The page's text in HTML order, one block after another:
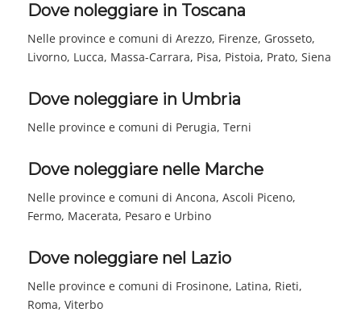
Dove noleggiare in Toscana
Nelle province e comuni di Arezzo, Firenze, Grosseto,
Livorno, Lucca, Massa-Carrara, Pisa, Pistoia, Prato, Siena
Dove noleggiare in Umbria
Nelle province e comuni di Perugia, Terni
Dove noleggiare nelle Marche
Nelle province e comuni di Ancona, Ascoli Piceno,
Fermo, Macerata, Pesaro e Urbino
Dove noleggiare nel Lazio
Nelle province e comuni di Frosinone, Latina, Rieti,
Roma, Viterbo